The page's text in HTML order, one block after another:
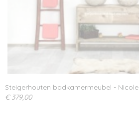
Steigerhouten badkamermeubel - Nicole
€ 379,00